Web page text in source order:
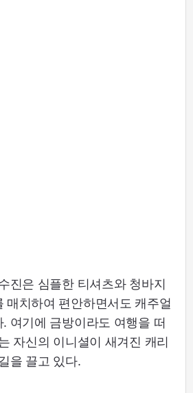
진은 심플한 티셔츠와 청바지
매치하여 편안하면서도 캐주얼
여기에 금방이라도 여행을 떠
자신의 이니셜이 새겨진 캐리
을 끌고 있다.